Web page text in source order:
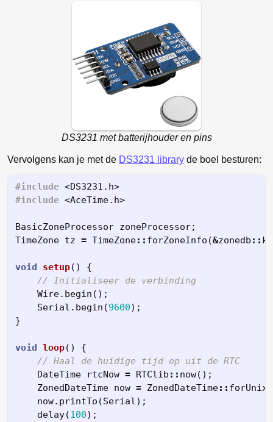
DS3231 met batterijhouder en pins
Vervolgens kan je met de DS3231 library de boel besturen:
#include <DS3231.h>
#include <AceTime.h>
BasicZoneProcessor zoneProcessor;
TimeZone tz = TimeZone:: forZoneInfo (&zonedb ::
void setup()
{
// Initialiseer de verbinding
Wire. begin ();
Serial . begin (9600);
}
void loop()
{
// Haal de huidige tijd op uit de RTC
DateTime
rtcNow = RTClib :: now();
ZonedDateTime now = ZonedDateTime::
now. printTo (Serial);
delay(100);